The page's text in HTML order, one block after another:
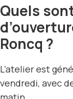
Quels
Roncq ?
L’atelier est
vendredi, avec